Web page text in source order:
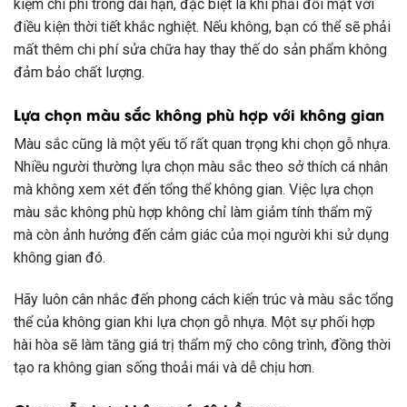
kiệm chi phí trong dài hạn, đặc biệt là khi phải đối mặt với
điều kiện thời tiết khắc nghiệt. Nếu không, bạn có thể sẽ phải
mất thêm chi phí sửa chữa hay thay thế do sản phẩm không
đảm bảo chất lượng.
Lựa chọn màu sắc không phù hợp với không gian
Màu sắc cũng là một yếu tố rất quan trọng khi chọn gỗ nhựa.
Nhiều người thường lựa chọn màu sắc theo sở thích cá nhân
mà không xem xét đến tổng thể không gian. Việc lựa chọn
màu sắc không phù hợp không chỉ làm giảm tính thẩm mỹ
mà còn ảnh hưởng đến cảm giác của mọi người khi sử dụng
không gian đó.
Hãy luôn cân nhắc đến phong cách kiến trúc và màu sắc tổng
thể của không gian khi lựa chọn gỗ nhựa. Một sự phối hợp
hài hòa sẽ làm tăng giá trị thẩm mỹ cho công trình, đồng thời
tạo ra không gian sống thoải mái và dễ chịu hơn.